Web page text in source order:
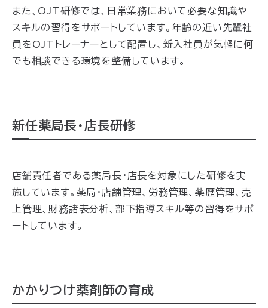
また、OJT研修では、日常業務において必要な知識や
スキルの習得をサポートしています。年齢の近い先輩社
員をOJTトレーナーとして配置し、新入社員が気軽に何
でも相談できる環境を整備しています。
新任薬局長・店長研修
店舗責任者である薬局長・店長を対象にした研修を実
施しています。薬局・店舗管理、労務管理、薬歴管理、売
上管理、財務諸表分析、部下指導スキル等の習得をサポ
ートしています。
かかりつけ薬剤師の育成